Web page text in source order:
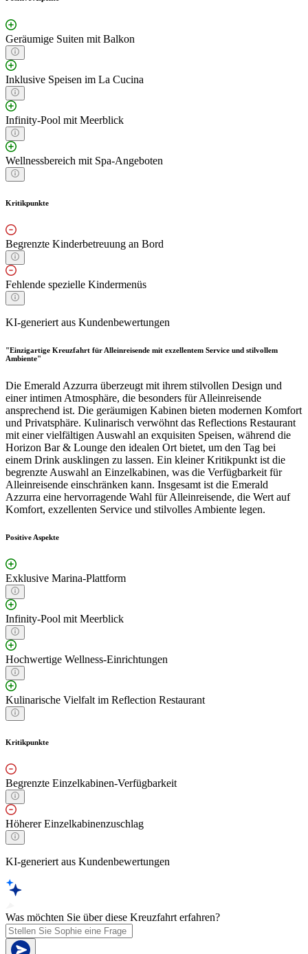
Geräumige Suiten mit Balkon
Inklusive Speisen im La Cucina
Infinity-Pool mit Meerblick
Wellnessbereich mit Spa-Angeboten
Kritikpunkte
Begrenzte Kinderbetreuung an Bord
Fehlende spezielle Kindermenüs
KI-generiert aus Kundenbewertungen
"Einzigartige Kreuzfahrt für Alleinreisende mit exzellentem Service und stilvollem
Ambiente"
Die Emerald Azzurra überzeugt mit ihrem stilvollen Design und
einer intimen Atmosphäre, die besonders für Alleinreisende
ansprechend ist. Die geräumigen Kabinen bieten modernen Komfort
und Privatsphäre. Kulinarisch verwöhnt das Reflections Restaurant
mit einer vielfältigen Auswahl an exquisiten Speisen, während die
Horizon Bar & Lounge den idealen Ort bietet, um den Tag bei
einem Drink ausklingen zu lassen. Ein kleiner Kritikpunkt ist die
begrenzte Auswahl an Einzelkabinen, was die Verfügbarkeit für
Alleinreisende einschränken kann. Insgesamt ist die Emerald
Azzurra eine hervorragende Wahl für Alleinreisende, die Wert auf
Komfort, exzellenten Service und stilvolles Ambiente legen.
Positive Aspekte
Exklusive Marina-Plattform
Infinity-Pool mit Meerblick
Hochwertige Wellness-Einrichtungen
Kulinarische Vielfalt im Reflection Restaurant
Kritikpunkte
Begrenzte Einzelkabinen-Verfügbarkeit
Höherer Einzelkabinenzuschlag
KI-generiert aus Kundenbewertungen
Was möchten Sie über diese Kreuzfahrt erfahren?